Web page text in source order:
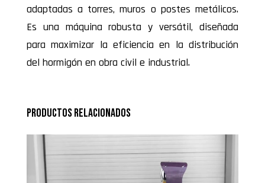
adaptadas a torres, muros o postes metálicos.
Es una máquina robusta y versátil, diseñada
para maximizar la eficiencia en la distribución
del hormigón en obra civil e industrial.
Productos relacionados